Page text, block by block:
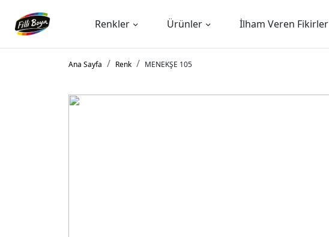
Renkler Ürünler İlham Veren Fikirler
Ana Sayfa Renk MENEKŞE 105